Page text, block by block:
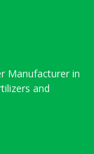
Manufacturer in
and